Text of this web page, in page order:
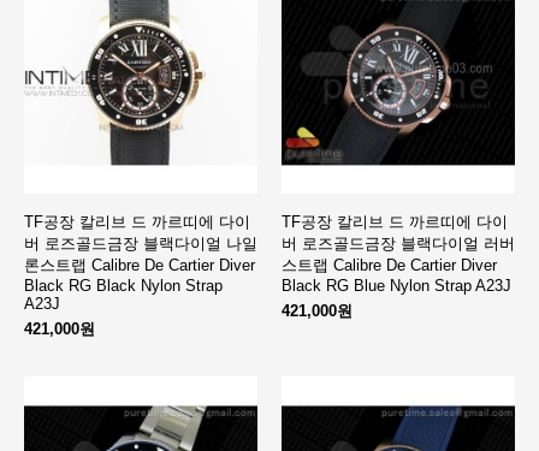
TF공장 칼리브 드 까르띠에 다이
버 로즈골드금장 블랙다이얼 나일
론스트랩 Calibre De Cartier Diver
Black RG Black Nylon Strap
A23J
421,000원
TF공장 칼리브 드 까르띠에 다이
버 로즈골드금장 블랙다이얼 러버
스트랩 Calibre De Cartier Diver
Black RG Blue Nylon Strap A23J
421,000원